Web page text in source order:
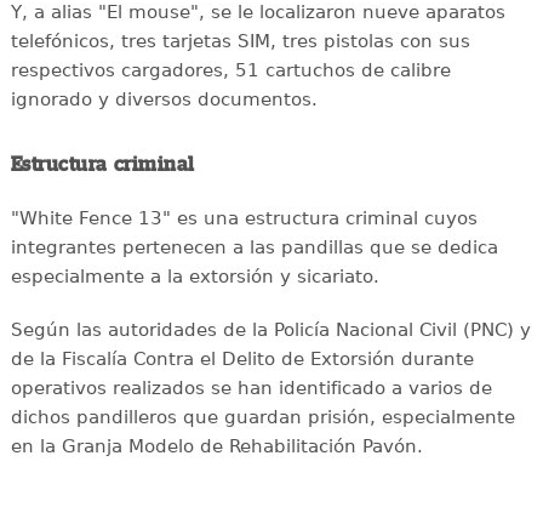
Y, a alias "El mouse", se le localizaron nueve aparatos
telefónicos, tres tarjetas SIM, tres pistolas con sus
respectivos cargadores, 51 cartuchos de calibre
ignorado y diversos documentos.
Estructura criminal
"White Fence 13" es una estructura criminal cuyos
integrantes pertenecen a las pandillas que se dedica
especialmente a la extorsión y sicariato.
Según las autoridades de la Policía Nacional Civil (PNC) y
de la Fiscalía Contra el Delito de Extorsión durante
operativos realizados se han identificado a varios de
dichos pandilleros que guardan prisión, especialmente
en la Granja Modelo de Rehabilitación Pavón.